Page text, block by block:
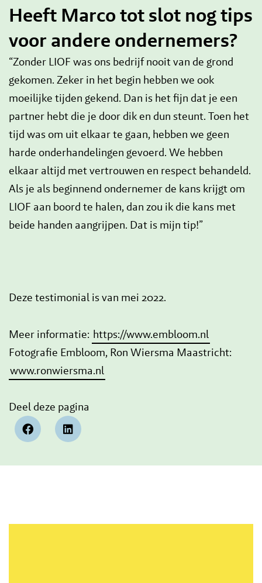
Heeft Marco tot slot nog tips
voor andere ondernemers?
“Zonder LIOF was ons bedrijf nooit van de grond
gekomen. Zeker in het begin hebben we ook
moeilijke tijden gekend. Dan is het fijn dat je een
partner hebt die je door dik en dun steunt. Toen het
tijd was om uit elkaar te gaan, hebben we geen
harde onderhandelingen gevoerd. We hebben
elkaar altijd met vertrouwen en respect behandeld.
Als je als beginnend ondernemer de kans krijgt om
LIOF aan boord te halen, dan zou ik die kans met
beide handen aangrijpen. Dat is mijn tip!”
Deze testimonial is van mei 2022.
Meer informatie: https://www.embloom.nl
Fotografie Embloom, Ron Wiersma Maastricht:
www.ronwiersma.nl
Deel deze pagina